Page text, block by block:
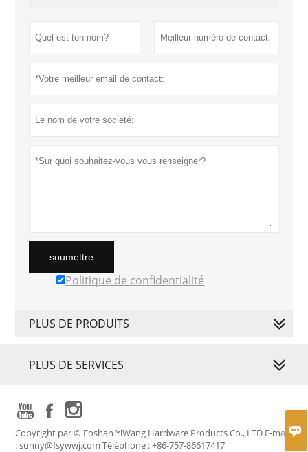

soumettre
Politique de confidentialité
PLUS DE PRODUITS
PLUS DE SERVICES
  
Copyright par © Foshan YiWang Hardware Products Co., LTD E-mail
: sunny@fsywwj.com Téléphone : +86-757-86617417